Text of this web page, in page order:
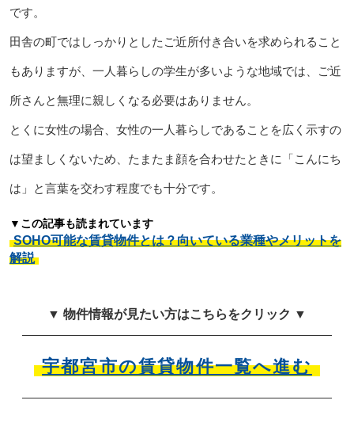
です。
田舎の町ではしっかりとしたご近所付き合いを求められること
もありますが、一人暮らしの学生が多いような地域では、ご近
所さんと無理に親しくなる必要はありません。
とくに女性の場合、女性の一人暮らしであることを広く示すの
は望ましくないため、たまたま顔を合わせたときに「こんにち
は」と言葉を交わす程度でも十分です。
▼この記事も読まれています
SOHO可能な賃貸物件とは？向いている業種やメリットを
解説
▼ 物件情報が見たい方はこちらをクリック ▼
宇都宮市の賃貸物件一覧へ進む